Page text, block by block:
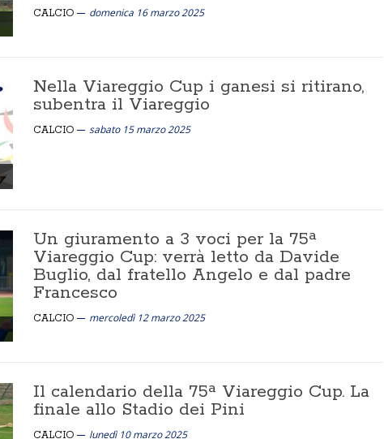
CALCIO domenica 16 marzo 2025
Nella Viareggio Cup i ganesi si ritirano,
subentra il Viareggio
CALCIO sabato 15 marzo 2025
Un giuramento a 3 voci per la 75ª
Viareggio Cup: verrà letto da Davide
Buglio, dal fratello Angelo e dal padre
Francesco
CALCIO mercoledì 12 marzo 2025
Il calendario della 75ª Viareggio Cup. La
finale allo Stadio dei Pini
CALCIO lunedì 10 marzo 2025